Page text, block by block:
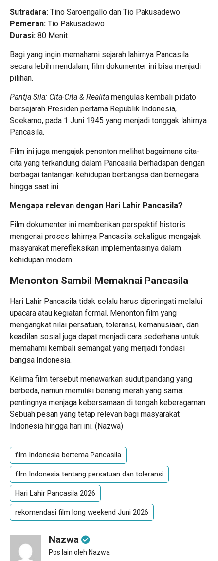
Sutradara: Tino Saroengallo dan Tio Pakusadewo
Pemeran: Tio Pakusadewo
Durasi: 80 Menit
Bagi yang ingin memahami sejarah lahirnya Pancasila
secara lebih mendalam, film dokumenter ini bisa menjadi
pilihan.
Pantja Sila: Cita-Cita & Realita mengulas kembali pidato
bersejarah Presiden pertama Republik Indonesia,
Soekarno, pada 1 Juni 1945 yang menjadi tonggak lahirnya
Pancasila.
Film ini juga mengajak penonton melihat bagaimana cita-
cita yang terkandung dalam Pancasila berhadapan dengan
berbagai tantangan kehidupan berbangsa dan bernegara
hingga saat ini.
Mengapa relevan dengan Hari Lahir Pancasila?
Film dokumenter ini memberikan perspektif historis
mengenai proses lahirnya Pancasila sekaligus mengajak
masyarakat merefleksikan implementasinya dalam
kehidupan modern.
Menonton Sambil Memaknai Pancasila
Hari Lahir Pancasila tidak selalu harus diperingati melalui
upacara atau kegiatan formal. Menonton film yang
mengangkat nilai persatuan, toleransi, kemanusiaan, dan
keadilan sosial juga dapat menjadi cara sederhana untuk
memahami kembali semangat yang menjadi fondasi
bangsa Indonesia.
Kelima film tersebut menawarkan sudut pandang yang
berbeda, namun memiliki benang merah yang sama:
pentingnya menjaga kebersamaan di tengah keberagaman.
Sebuah pesan yang tetap relevan bagi masyarakat
Indonesia hingga hari ini. (Nazwa)
film Indonesia bertema Pancasila
film Indonesia tentang persatuan dan toleransi
Hari Lahir Pancasila 2026
rekomendasi film long weekend Juni 2026
Nazwa
Pos lain oleh Nazwa